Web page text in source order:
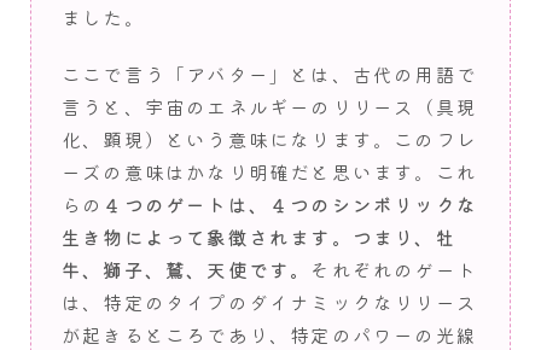
ました。
ここで言う「アバター」とは、古代の用語で
言うと、宇宙のエネルギーのリリース（具現
化、顕現）という意味になります。このフレ
ーズの意味はかなり明確だと思います。これ
らの ４つのゲートは、４つのシンボリックな
生き物によって象徴されます。つまり、牡
牛、獅子、鷲、天使です。 それぞれのゲート
は、特定のタイプのダイナミックなリリース
が起きるところであり、特定のパワーの光線